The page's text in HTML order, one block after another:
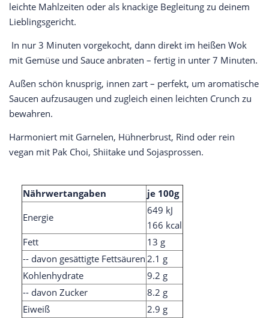
leichte Mahlzeiten oder als knackige Begleitung zu deinem
Lieblingsgericht.
In nur 3 Minuten vorgekocht, dann direkt im heißen Wok
mit Gemüse und Sauce anbraten – fertig in unter 7 Minuten.
Außen schön knusprig, innen zart – perfekt, um aromatische
Saucen aufzusaugen und zugleich einen leichten Crunch zu
bewahren.
Harmoniert mit Garnelen, Hühnerbrust, Rind oder rein
vegan mit Pak Choi, Shiitake und Sojasprossen.
Nährwertangaben
je 100g
Energie
649 kJ
166 kcal
Fett
13 g
-- davon gesättigte Fettsäuren2.1 g
Kohlenhydrate
9.2 g
-- davon Zucker
8.2 g
Eiweiß
2.9 g